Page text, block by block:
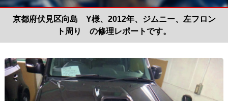
京都府伏見区向島 Y様、2012年、ジムニー、左フロン
ト周り の修理レポートです。